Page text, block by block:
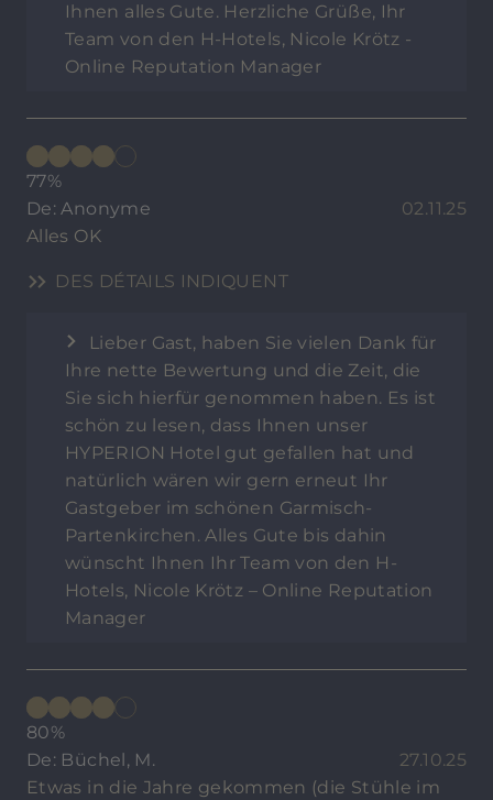
Ihnen alles Gute. Herzliche Grüße, Ihr
Team von den H-Hotels, Nicole Krötz -
Online Reputation Manager
77%
De: Anonyme
02.11.25
Alles OK
DES DÉTAILS INDIQUENT
Lieber Gast, haben Sie vielen Dank für
Ihre nette Bewertung und die Zeit, die
Sie sich hierfür genommen haben. Es ist
schön zu lesen, dass Ihnen unser
HYPERION Hotel gut gefallen hat und
natürlich wären wir gern erneut Ihr
Gastgeber im schönen Garmisch-
Partenkirchen. Alles Gute bis dahin
wünscht Ihnen Ihr Team von den H-
Hotels, Nicole Krötz – Online Reputation
Manager
80%
De: Büchel, M.
27.10.25
Etwas in die Jahre gekommen (die Stühle im